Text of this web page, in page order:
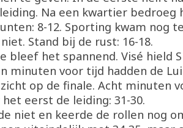
Na een kwartier bedroeg
8-12. Sporting kwam nog
Stand bij de rust: 16-18.
bleef het spannend. Visé hield
minuten voor tijd hadden de
op de finale. Acht minuten
eerst de leiding: 31-30.
niet en keerde de rollen nog